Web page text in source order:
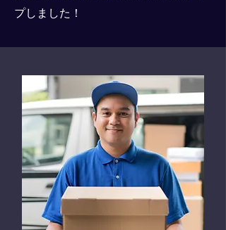
プしました！